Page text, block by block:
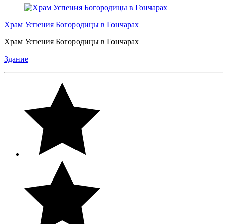
Храм Успения Богородицы в Гончарах
Храм Успения Богородицы в Гончарах
Здание